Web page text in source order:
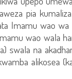
pia
Imamu wao wa
wao wala
swala na
alikosea